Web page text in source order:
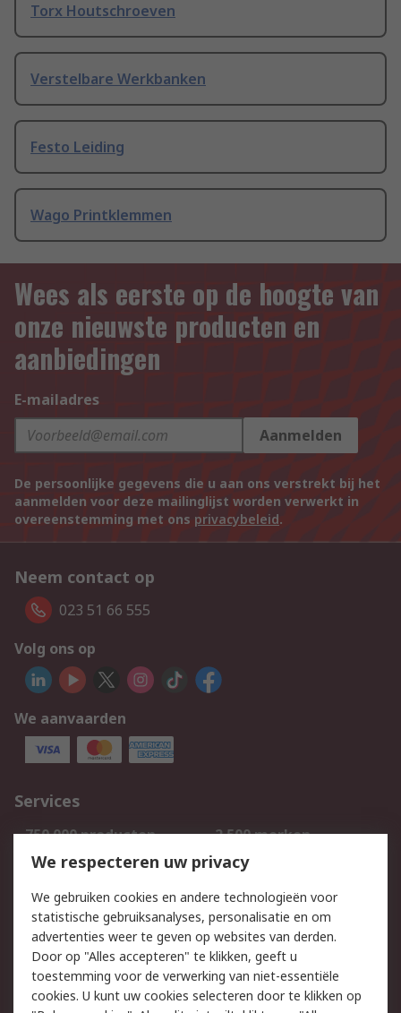
Torx Houtschroeven
Verstelbare Werkbanken
Festo Leiding
Wago Printklemmen
Wees als eerste op de hoogte van
onze nieuwste producten en
aanbiedingen
E-mailadres
Aanmelden
De persoonlijke gegevens die u aan ons verstrekt bij het
aanmelden voor deze mailinglijst worden verwerkt in
overeenstemming met ons privacybeleid.
Neem contact op
023 51 66 555
Volg ons op
We aanvaarden
Services
750.000 producten
2.500 merken
Bestellen
Inkoopoplossingen
Track & Trace
Wettelijk
Cookiebeleid
Email veiligheid
We respecteren uw privacy
We gebruiken cookies en andere technologieën voor
statistische gebruiksanalyses, personalisatie en om
advertenties weer te geven op websites van derden.
Door op "Alles accepteren" te klikken, geeft u
toestemming voor de verwerking van niet-essentiële
cookies. U kunt uw cookies selecteren door te klikken op